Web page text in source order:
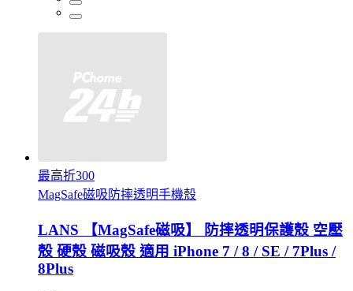
最高折300
MagSafe磁吸防摔透明手機殼
LANS 【MagSafe磁吸】 防摔透明保護殼 空壓
殼 硬殼 磁吸殼 適用 iPhone 7 / 8 / SE / 7Plus /
8Plus